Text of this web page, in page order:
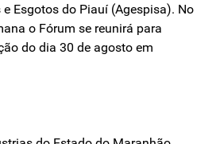
Esgotos do Piauí (Agespisa). No
o Fórum se reunirá para
do dia 30 de agosto em